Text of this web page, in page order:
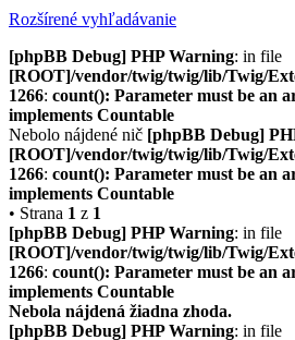
Rozšírené vyhľadávanie
[phpBB Debug] PHP Warning: in file
[ROOT]/vendor/twig/twig/lib/Twig/
1266: count(): Parameter must be an
implements Countable
Nebolo nájdené nič [phpBB Debug]
[ROOT]/vendor/twig/twig/lib/Twig/
1266: count(): Parameter must be an
implements Countable
• Strana 1 z 1
[phpBB Debug] PHP Warning: in file
[ROOT]/vendor/twig/twig/lib/Twig/
1266: count(): Parameter must be an
implements Countable
Nebola nájdená žiadna zhoda.
[phpBB Debug] PHP Warning: in file